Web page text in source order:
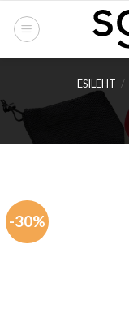
ESILEHT /
-30%